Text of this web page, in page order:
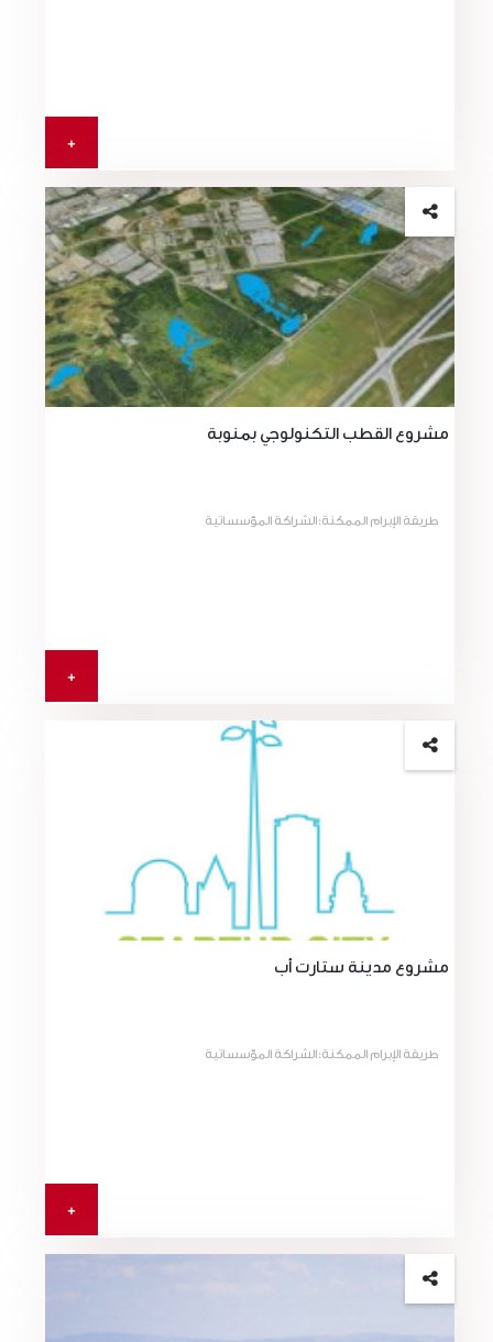
+
مشروع القطب التكنولوجي بمنوبة
طريقة الإبرام الممكنة:الشراكة المؤسساتية
+
مشروع مدينة ستارت أب
طريقة الإبرام الممكنة:الشراكة المؤسساتية
+